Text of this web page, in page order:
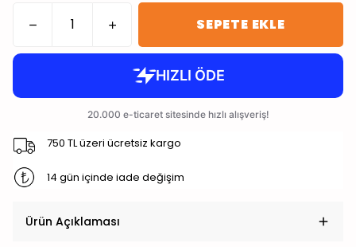
SEPETE EKLE
750 TL üzeri ücretsiz kargo
14 gün içinde iade değişim
Ürün Açıklaması